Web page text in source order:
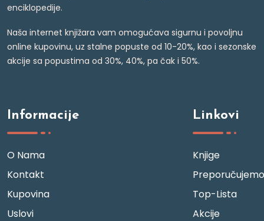
enciklopedije.
Naša internet knjižara vam omogućava sigurnu i povoljnu
online kupovinu, uz stalne popuste od 10-20%, kao i sezonske
akcije sa popustima od 30%, 40%, pa čak i 50%.
Informacije
O Nama
Kontakt
Kupovina
Uslovi
Linkovi
Knjige
Preporučujemo
Top-Lista
Akcije